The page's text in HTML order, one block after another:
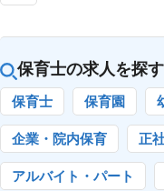
保育士の求人を探す
保育士 保育園
企業・院内保育 正
アルバイト・パート